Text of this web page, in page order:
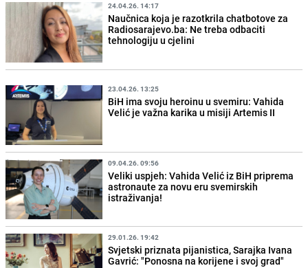
24.04.26. 14:17
Naučnica koja je razotkrila chatbotove za
Radiosarajevo.ba: Ne treba odbaciti
tehnologiju u cjelini
23.04.26. 13:25
BiH ima svoju heroinu u svemiru: Vahida
Velić je važna karika u misiji Artemis II
09.04.26. 09:56
Veliki uspjeh: Vahida Velić iz BiH priprema
astronaute za novu eru svemirskih
istraživanja!
29.01.26. 19:42
Svjetski priznata pijanistica, Sarajka Ivana
Gavrić: "Ponosna na korijene i svoj grad"